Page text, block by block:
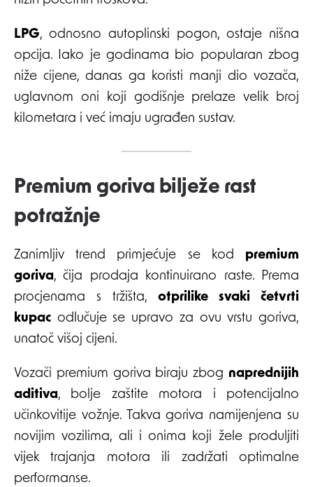
LPG, odnosno autoplinski pogon, ostaje nišna
opcija. Iako je godinama bio popularan zbog
niže cijene, danas ga koristi manji dio vozača,
uglavnom oni koji godišnje prelaze velik broj
kilometara i već imaju ugrađen sustav.
Premium goriva bilježe rast
potražnje
Zanimljiv trend primjećuje se kod premium
goriva, čija prodaja kontinuirano raste. Prema
procjenama s tržišta, otprilike svaki četvrti
kupac odlučuje se upravo za ovu vrstu goriva,
unatoč višoj cijeni.
Vozači premium goriva biraju zbog naprednijih
aditiva, bolje zaštite motora i potencijalno
učinkovitije vožnje. Takva goriva namijenjena su
novijim vozilima, ali i onima koji žele produljiti
vijek trajanja motora ili zadržati optimalne
performanse.